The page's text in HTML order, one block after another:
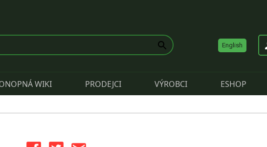
English
WIKI PRODEJCI VÝROBCI ESHOP